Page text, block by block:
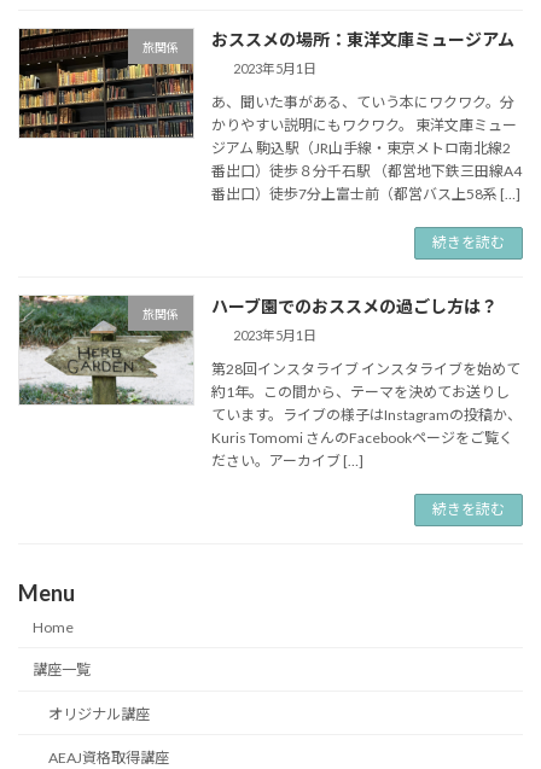
旅関係 おススメの場所：東洋文庫ミュージアム
2023年5月1日
あ、聞いた事がある、ていう本にワクワク。分
かりやすい説明にもワクワク。 東洋文庫ミュー
ジアム 駒込駅（JR山手線・東京メトロ南北線2
番出口）徒歩８分千石駅 （都営地下鉄三田線A4
番出口）徒歩7分上富士前（都営バス上58系 […]
続きを読む
旅関係 ハーブ園でのおススメの過ごし方は？
2023年5月1日
第28回インスタライブ インスタライブを始めて
約1年。この間から、テーマを決めてお送りし
ています。ライブの様子はInstagramの投稿か、
Kuris Tomomi さんのFacebookページをご覧く
ださい。アーカイブ […]
続きを読む
Menu
Home
講座一覧
オリジナル講座
AEAJ資格取得講座